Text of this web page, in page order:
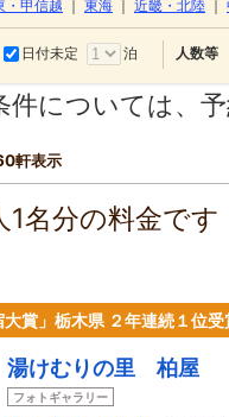
・甲信越 東海 近畿・北陸
日付未定 泊 人数等
については、
軒表示
1名分の料金で
賞」栃木県 ２年連続１位受
湯けむりの里 柏屋
フォトギャラリー